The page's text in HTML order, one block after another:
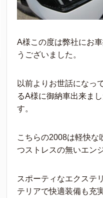
A様この度は弊社にお
うございました。
以前よりお世話になっ
るA様に御納車出来ま
す。
こちらの2008は軽快な
つストレスの無いエン
スポーティなエクステ
テリアで快適装備も充